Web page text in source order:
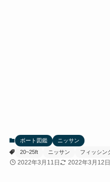
ボート図鑑
ニッサン
20~25ft
ニッサン フィッシン
2022年3月11日 2022年3月12日